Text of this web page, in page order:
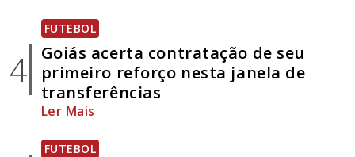
4
FUTEBOL
Goiás acerta contratação de seu
primeiro reforço nesta janela de
transferências
Ler Mais
FUTEBOL